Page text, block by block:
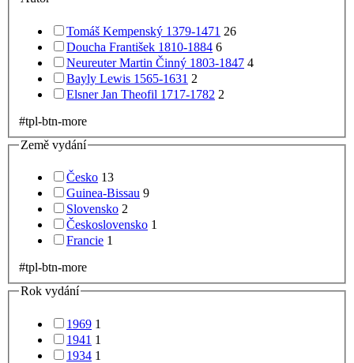
Tomáš Kempenský 1379-1471 26
Doucha František 1810-1884 6
Neureuter Martin Činný 1803-1847 4
Bayly Lewis 1565-1631 2
Elsner Jan Theofil 1717-1782 2
#tpl-btn-more
Země vydání
Česko 13
Guinea-Bissau 9
Slovensko 2
Československo 1
Francie 1
#tpl-btn-more
Rok vydání
1969 1
1941 1
1934 1